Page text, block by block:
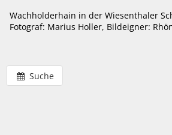
Wachholderhain in der Wiesenthaler
Fotograf: Marius Holler, Bildeigner:
Suche